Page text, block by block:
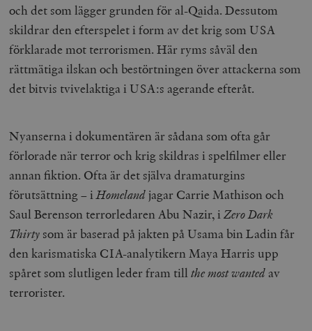
och det som lägger grunden för al-Qaida. Dessutom
skildrar den efterspelet i form av det krig som USA
förklarade mot terrorismen. Här ryms såväl den
rättmätiga ilskan och bestörtningen över attackerna som
det bitvis tvivelaktiga i USA:s agerande efteråt.
Nyanserna i dokumentären är sådana som ofta går
förlorade när terror och krig skildras i spelfilmer eller
annan fiktion. Ofta är det själva dramaturgins
förutsättning – iHomelandjagar Carrie Mathison och
Saul Berenson terrorledaren Abu Nazir, iZero Dark
Thirty som är baserad på jakten på Usama bin Ladin får
den karismatiska CIA-analytikern Maya Harris upp
spåret som slutligen leder fram tillthe most wanted av
terrorister.